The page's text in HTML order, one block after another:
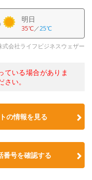
明日
35℃／25℃
式会社ライフビジネスウェザー
ている場合がありま
い。
の情報を見る
番号を確認する